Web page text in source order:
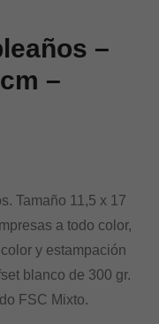
–
–
Tamaño 11,5 x 17
a todo color,
y estampación
blanco de 300 gr.
FSC Mixto.